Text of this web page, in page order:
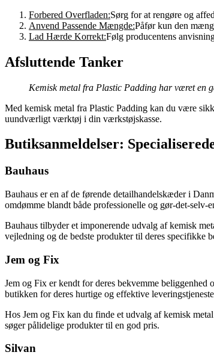
Forbered Overfladen:Sørg for at rengøre og
Anvend Passende Mængde:Påfør kun den
Lad Hærde Korrekt:Følg producentens
Afsluttende Tanker
Kemisk metal fra Plastic Padding har været en
Med kemisk metal fra Plastic Padding kan du være
uundværligt værktøj i din værkstøjskasse.
Butiksanmeldelser:
Bauhaus
Bauhaus er en af de førende detailhandelskæder i
omdømme blandt både professionelle og gør-det-selv-
Bauhaus tilbyder et imponerende udvalg af kemisk
vejledning og de bedste produkter til deres specifikke
Jem og Fix
Jem og Fix er kendt for deres bekvemme beliggenhed
butikken for deres hurtige og effektive
Hos Jem og Fix kan du finde et udvalg af kemisk
søger pålidelige produkter til en god pris.
Silvan